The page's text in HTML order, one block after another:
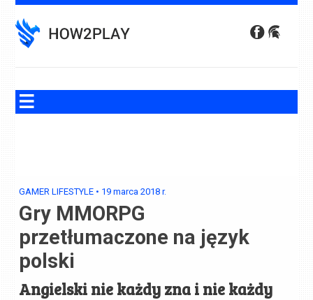
to
content
GAMER LIFESTYLE • 19 marca 2018 r.
Gry MMORPG
przetłumaczone na język
polski
Angielski nie każdy zna i nie każdy